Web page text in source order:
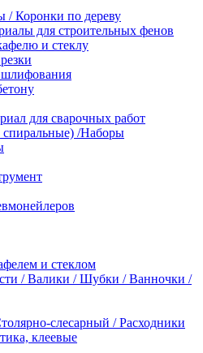
/ Коронки по дереву
для строительных фенов
и стеклу
шлифования
для сварочных работ
спиральные) /Наборы
и стеклом
/ Валики / Шубки / Ванночки /
слесарный / Расходники
клеевые